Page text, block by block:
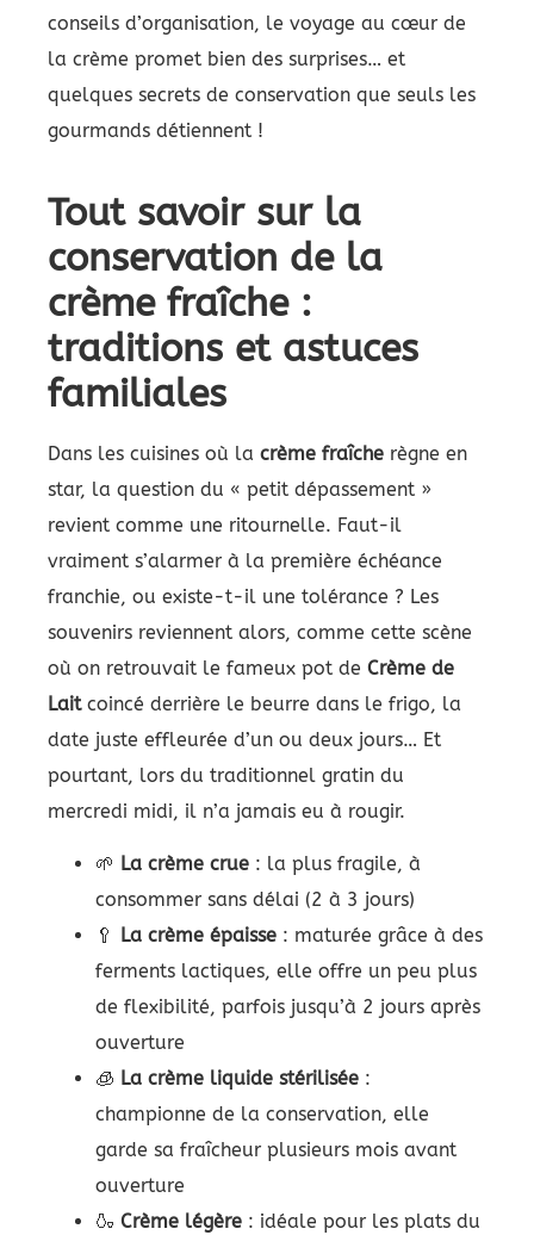
conseils d’organisation, le voyage au cœur de
la crème promet bien des surprises… et
quelques secrets de conservation que seuls les
gourmands détiennent !
Tout savoir sur la
conservation de la
crème fraîche :
traditions et astuces
familiales
Dans les cuisines où la crème fraîche règne en
star, la question du « petit dépassement »
revient comme une ritournelle. Faut-il
vraiment s’alarmer à la première échéance
franchie, ou existe-t-il une tolérance ? Les
souvenirs reviennent alors, comme cette scène
où on retrouvait le fameux pot de Crème de
Laitcoincé derrière le beurre dans le frigo, la
date juste effleurée d’un ou deux jours… Et
pourtant, lors du traditionnel gratin du
mercredi midi, il n’a jamais eu à rougir.
🌱 La crème crue : la plus fragile, à
consommer sans délai (2 à 3 jours)
🥄
La crème épaisse : maturée grâce à des
ferments lactiques, elle offre un peu plus
de flexibilité, parfois jusqu’à 2 jours après
ouverture
🧊 La crème liquide stérilisée :
championne de la conservation, elle
garde sa fraîcheur plusieurs mois avant
ouverture
🍶 Crème légère : idéale pour les plats du